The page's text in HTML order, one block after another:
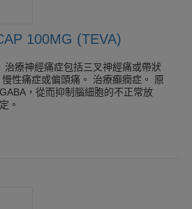
100MG (TEVA)
治療神經痛症包括三叉神經痛或帶狀
性痛症或偏頭痛。 治療癲癇症。 原
，從而抑制腦細胞的不正常放
。